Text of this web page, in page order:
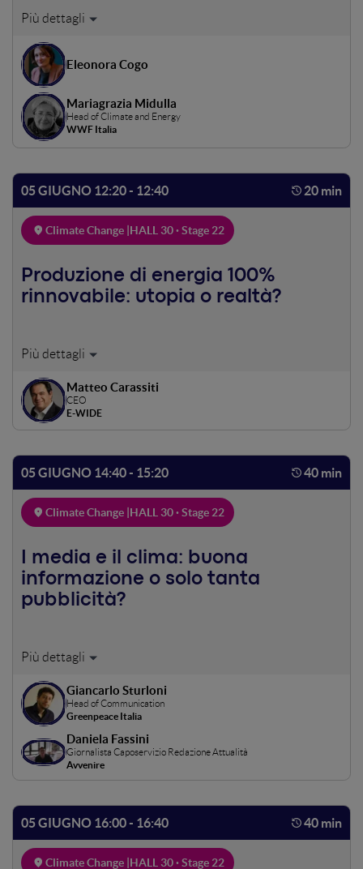
A 10 anni dall’Accordo di Parigi, come sono cambiate le
conseguenze del nuovo contesto geopolitico sulle
negoziazioni sul clima? La prossima COP, la numero 30, si
svolgerà in Brasile e potrebbe essere un importante
momento di rilancio del multilateralismo. Possiamo
ripartire dal clima?
Eleonora Cogo
Mariagrazia Midulla
Head of Climate and Energy
WWF Italia
05 GIUGNO 12:20 - 12:40 20 min
Climate Change | HALL 30 · Stage 22
Produzione di energia 100%
rinnovabile: utopia o realtà?
Storage, Smart grid, dsm: la tecnologia al servizio della
Matteo Carassiti
CEO
E-WIDE
05 GIUGNO 14:40 - 15:20 40 min
Climate Change | HALL 30 · Stage 22
I media e il clima: buona
informazione o solo tanta
pubblicità?
È più importante spegnere la luce o avere informazioni
soluzioni? Presentazione di uno studio realizzato
dall'Osservatorio di Pavia per Greenpeace sulla
informazione sul clima.
Giancarlo Sturloni
Head of Communication
Greenpeace Italia
Daniela Fassini
Giornalista Caposervizio Redazione Attualità
Avvenire
05 GIUGNO 16:00 - 16:40 40 min
Climate Change | HALL 30 · Stage 22